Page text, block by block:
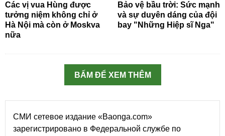
Các vị vua Hùng được
tưởng niệm không chỉ ở
Hà Nội mà còn ở Moskva
nữa
Bảo vệ bầu trời: Sức mạnh
và sự duyên dáng của đội
bay "Những Hiệp sĩ Nga"
BẤM ĐỂ XEM THÊM
СМИ сетевое издание «Baonga.com»
зарегистрировано в Федеральной службе по